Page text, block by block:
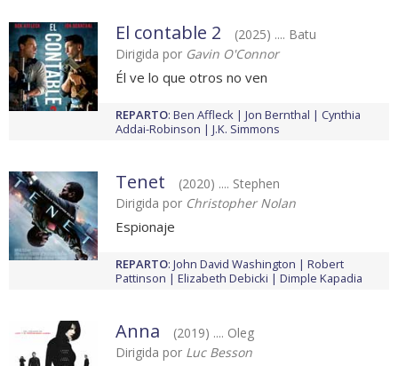
El contable 2
(2025) .... Batu
Dirigida por Gavin O'Connor
Él ve lo que otros no ven
REPARTO: Ben Affleck Jon Bernthal
Cynthia
Addai-Robinson
J.K. Simmons
Tenet
(2020) .... Stephen
Dirigida por Christopher Nolan
Espionaje
REPARTO: John David Washington
Robert
Pattinson
Elizabeth Debicki Dimple Kapadia
Anna
(2019) .... Oleg
Dirigida por Luc Besson